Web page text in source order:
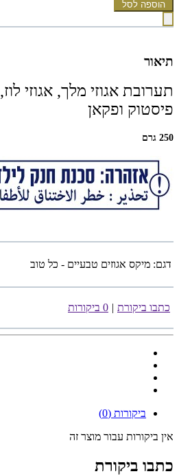
הוספה לסל
תיאור
תערובת אגוזי מלך, אגוזי לוז,
פיסטוק ופקאן
250 גרם
דגם: מיקס אגוזים טבעיים - כל טוב
כתבו ביקורת | 0 ביקורות
ביקורות (0)
אין ביקורות עבור מוצר זה
כתבו ביקורת